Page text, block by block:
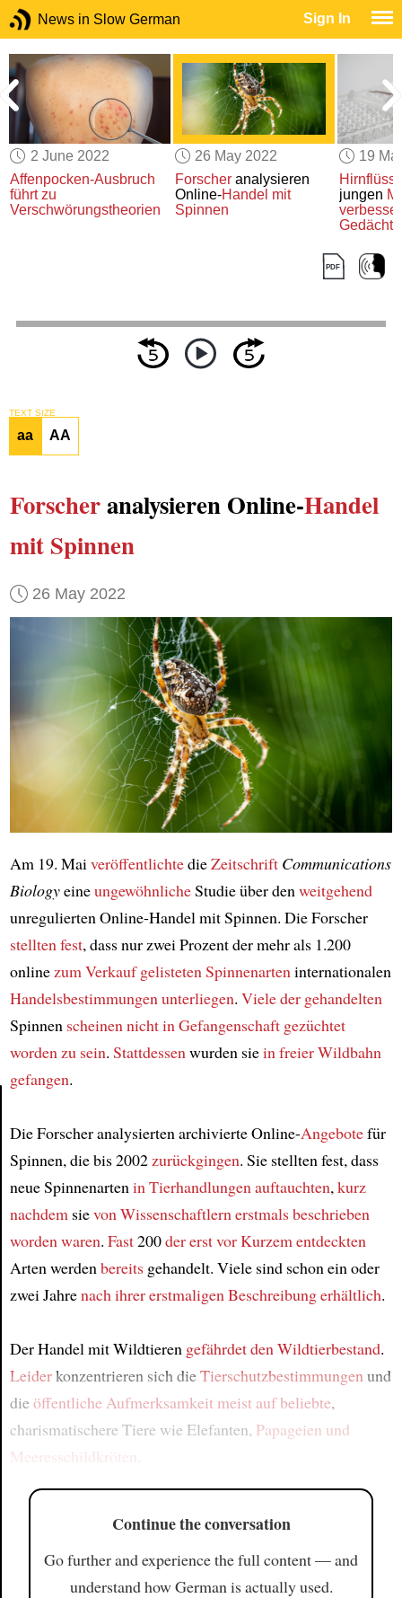
News in Slow German Sign In
2 June 2022
Affenpocken-Ausbruch
führt zu
Verschwörungstheorien
26 May 2022
Forscheranalysieren
Online-Handel mit
Spinnen
19
jungen
Article
TEXT SIZE
aa AA
Forscheranalysieren Online-Handel
mit Spinnen
26 May 2022
Am 19. Mai veröffentlichtedieZeitschrift Communications
BiologyeineungewöhnlicheStudie über den weitgehend
unregulierten Online-Handel mit Spinnen. Die Forscher
stellten fest, dass nur zwei Prozent der mehr als 1.200
online zum Verkauf gelisteten Spinnenarten internationalen
Handelsbestimmungen unterliegen. Viele der gehandelten
Spinnen scheinen nichtin Gefangenschaft gezüchtet
worden zu sein. Stattdessen wurden siein freier Wildbahn
gefangen.
Die Forscher analysierten archivierte Online-Angebotefür
Spinnen, die bis 2002 zurückgingen. Sie stellten fest, dass
neue Spinnenarten in Tierhandlungen auftauchten, kurz
nachdem sievon Wissenschaftlern erstmals beschrieben
worden waren. Fast200der erst vor Kurzem entdeckten
Arten werden bereitsgehandelt. Viele sind schon ein oder
zwei Jahrenach ihrer erstmaligen Beschreibungerhältlich.
Der Handel mit Wildtieren gefährdetden Wildtierbestand.
Leiderkonzentrieren sich dieTierschutzbestimmungen und
dieöffentliche Aufmerksamkeit meist auf beliebte,
charismatischere Tiere wie Elefanten, Papageien und
Meeresschildkröten
Continue the conversation
Go further and experience the full content — and
understand how German is actually used.